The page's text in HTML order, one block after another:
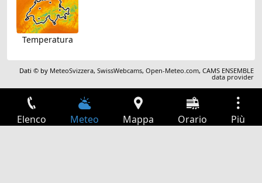
Temperatura
Dati © by MeteoSvizzera,SwissWebcams,Open-Meteo.com,CAMS ENSEMBLE
data provider
Elenco Meteo Mappa Orario Più